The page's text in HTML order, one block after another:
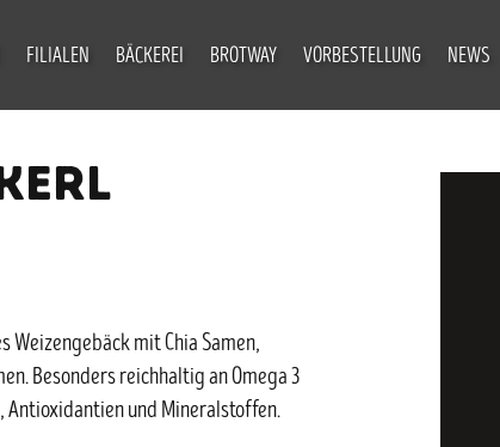
FILIALEN BÄCKEREI BROTWAY VORBESTELLUNG NEWS
Weizengebäck mit Chia Samen,
Besonders reichhaltig an Omega 3
Antioxidantien und Mineralstoffen.